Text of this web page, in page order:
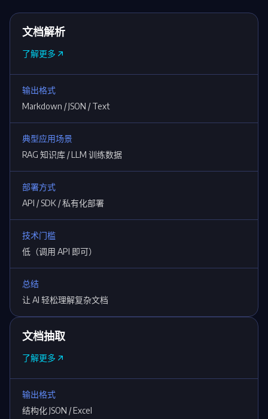
文档解析
了解更多
输出格式
Markdown / JSON / Text
典型应用场景
RAG 知识库 / LLM 训练数据
部署方式
API / SDK / 私有化部署
技术门槛
低（调用 API 即可）
总结
让 AI 轻松理解复杂文档
文档抽取
了解更多
输出格式
结构化 JSON / Excel